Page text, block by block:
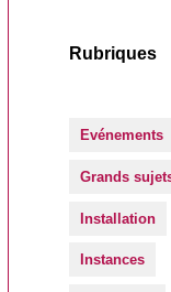
Rubriques
Evénements
Grands
Installation
Instances